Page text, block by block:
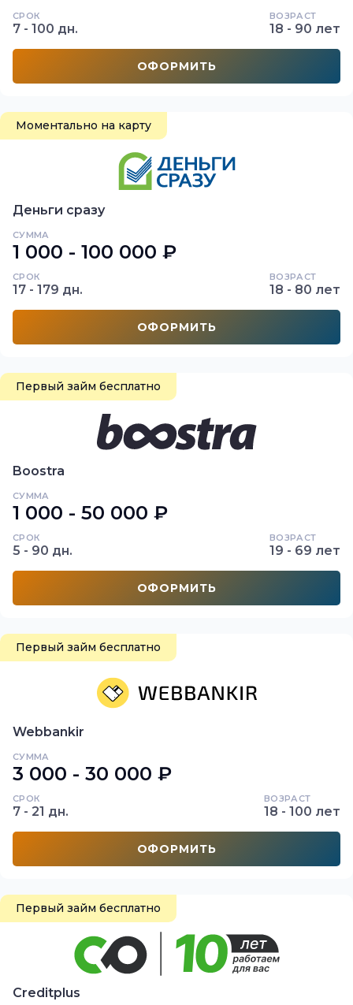
СРОК
7 - 100 дн.
ВОЗРАСТ
18 - 90 лет
ОФОРМИТЬ
Моментально на карту
Деньги сразу
СУММА
1 000 - 100 000 ₽
СРОК
17 - 179 дн.
ВОЗРАСТ
18 - 80 лет
ОФОРМИТЬ
Первый займ бесплатно
Boostra
СУММА
1 000 - 50 000 ₽
СРОК
5 - 90 дн.
ВОЗРАСТ
19 - 69 лет
ОФОРМИТЬ
Первый займ бесплатно
Webbankir
СУММА
3 000 - 30 000 ₽
СРОК
7 - 21 дн.
ВОЗРАСТ
18 - 100 лет
ОФОРМИТЬ
Первый займ бесплатно
Creditplus